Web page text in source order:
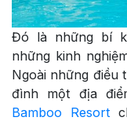
Đó là những bí
những kinh
Ngoài những điều
đình một địa
Bamboo Resort